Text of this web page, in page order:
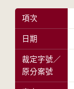
項次
日期
裁定字號／
原分案號